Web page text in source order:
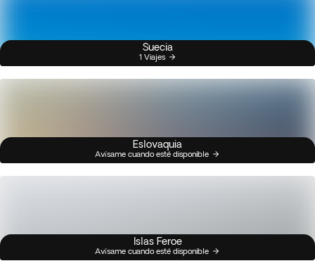
Suecia
1 Viajes
Eslovaquia
Avísame cuando esté disponible
Islas Feroe
Avísame cuando esté disponible